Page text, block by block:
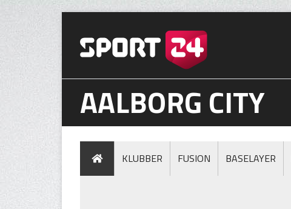
AALBORG CITY
KLUBBER FUSION BASELAYER